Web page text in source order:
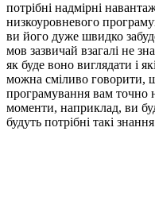
потрібні надмірні
низкоуровневого
ви його дуже швидко
мов зазвичай взагалі не
як буде воно виглядати і
можна сміливо говорити,
програмування вам точно
моменти, наприклад, ви
будуть потрібні такі